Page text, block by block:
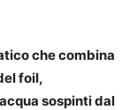
che combina
foil,
sospinti dal